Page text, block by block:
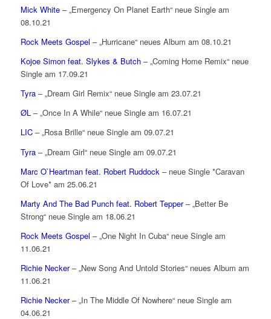
Mick White– „Emergency On Planet Earth“ neue Single am
08.10.21
Rock Meets Gospel – „Hurricane“ neues Album am 08.10.21
Kojoe Simon feat. Slykes & Butch– „Coming Home Remix“ neue
Single am 17.09.21
Tyra– „Dream Girl Remix“ neue Single am 23.07.21
ØL– „Once In A While“ neue Single am 16.07.21
LIC– „Rosa Brille“ neue Single am 09.07.21
Tyra– „Dream Girl“ neue Single am 09.07.21
Marc O`Heartman feat. Robert Ruddock – neue Single *Caravan
Of Love* am 25.06.21
Marty And The Bad Punch feat. Robert Tepper– „Better Be
Strong“ neue Single am 18.06.21
Rock Meets Gospel – „One Night In Cuba“ neue Single am
11.06.21
Richie Necker– „New Song And Untold Stories“ neues Album am
11.06.21
Richie Necker– „In The Middle Of Nowhere“ neue Single am
04.06.21